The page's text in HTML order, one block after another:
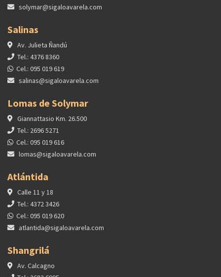
solymar@sigaloavarela.com
Salinas
Av. Julieta Ñandú
Tel.: 4376 8360
Cel.: 095 019 619
salinas@sigaloavarela.com
Lomas de Solymar
Giannattasio Km. 26.500
Tel.: 2696 5271
Cel.: 095 019 616
lomas@sigaloavarela.com
Atlántida
Calle 11 y 18
Tel.: 4372 3426
Cel.: 095 019 620
atlantida@sigaloavarela.com
Shangrilá
Av. Calcagno